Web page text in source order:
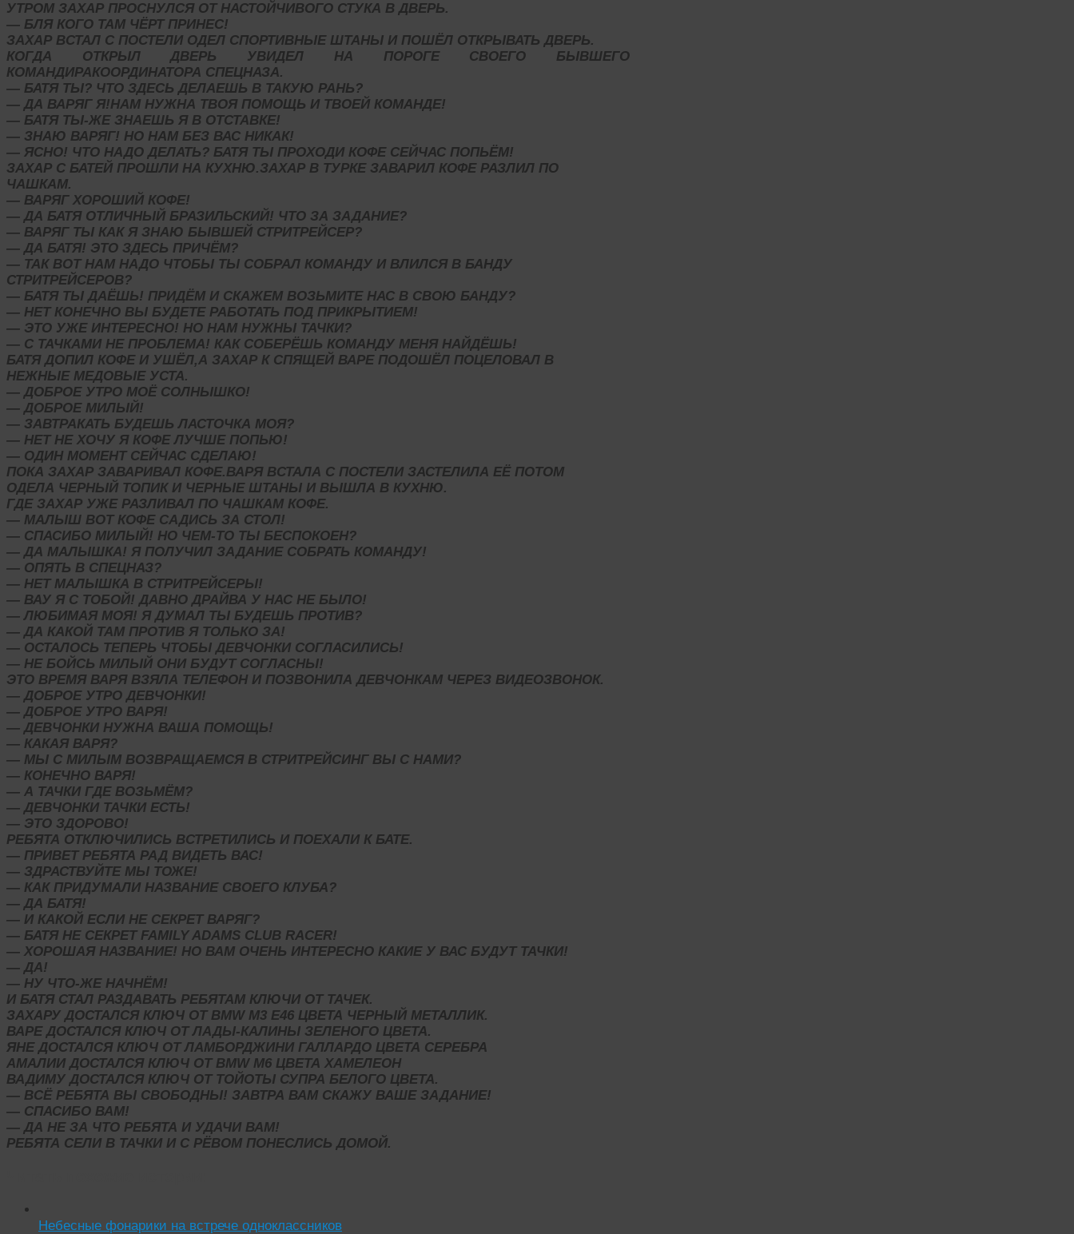
УТРОМ ЗАХАР ПРОСНУЛСЯ ОТ НАСТОЙЧИВОГО СТУКА В ДВЕРЬ.
— БЛЯ КОГО ТАМ ЧЁРТ ПРИНЕС!
ЗАХАР ВСТАЛ С ПОСТЕЛИ ОДЕЛ СПОРТИВНЫЕ ШТАНЫ И ПОШЁЛ ОТКРЫВАТЬ ДВЕРЬ.
КОГДА ОТКРЫЛ ДВЕРЬ УВИДЕЛ НА ПОРОГЕ СВОЕГО БЫВШЕГО
КОМАНДИРАКООРДИНАТОРА СПЕЦНАЗА.
— БАТЯ ТЫ? ЧТО ЗДЕСЬ ДЕЛАЕШЬ В ТАКУЮ РАНЬ?
— ДА ВАРЯГ Я!НАМ НУЖНА ТВОЯ ПОМОЩЬ И ТВОЕЙ КОМАНДЕ!
— БАТЯ ТЫ-ЖЕ ЗНАЕШЬ Я В ОТСТАВКЕ!
— ЗНАЮ ВАРЯГ! НО НАМ БЕЗ ВАС НИКАК!
— ЯСНО! ЧТО НАДО ДЕЛАТЬ? БАТЯ ТЫ ПРОХОДИ КОФЕ СЕЙЧАС ПОПЬЁМ!
ЗАХАР С БАТЕЙ ПРОШЛИ НА КУХНЮ.ЗАХАР В ТУРКЕ ЗАВАРИЛ КОФЕ РАЗЛИЛ ПО
ЧАШКАМ.
— ВАРЯГ ХОРОШИЙ КОФЕ!
— ДА БАТЯ ОТЛИЧНЫЙ БРАЗИЛЬСКИЙ! ЧТО ЗА ЗАДАНИЕ?
— ВАРЯГ ТЫ КАК Я ЗНАЮ БЫВШЕЙ СТРИТРЕЙСЕР?
— ДА БАТЯ! ЭТО ЗДЕСЬ ПРИЧЁМ?
— ТАК ВОТ НАМ НАДО ЧТОБЫ ТЫ СОБРАЛ КОМАНДУ И ВЛИЛСЯ В БАНДУ
СТРИТРЕЙСЕРОВ?
— БАТЯ ТЫ ДАЁШЬ! ПРИДЁМ И СКАЖЕМ ВОЗЬМИТЕ НАС В СВОЮ БАНДУ?
— НЕТ КОНЕЧНО ВЫ БУДЕТЕ РАБОТАТЬ ПОД ПРИКРЫТИЕМ!
— ЭТО УЖЕ ИНТЕРЕСНО! НО НАМ НУЖНЫ ТАЧКИ?
— С ТАЧКАМИ НЕ ПРОБЛЕМА! КАК СОБЕРЁШЬ КОМАНДУ МЕНЯ НАЙДЁШЬ!
БАТЯ ДОПИЛ КОФЕ И УШЁЛ,А ЗАХАР К СПЯЩЕЙ ВАРЕ ПОДОШЁЛ ПОЦЕЛОВАЛ В
НЕЖНЫЕ МЕДОВЫЕ УСТА.
— ДОБРОЕ УТРО МОЁ СОЛНЫШКО!
— ДОБРОЕ МИЛЫЙ!
— ЗАВТРАКАТЬ БУДЕШЬ ЛАСТОЧКА МОЯ?
— НЕТ НЕ ХОЧУ Я КОФЕ ЛУЧШЕ ПОПЬЮ!
— ОДИН МОМЕНТ СЕЙЧАС СДЕЛАЮ!
ПОКА ЗАХАР ЗАВАРИВАЛ КОФЕ.ВАРЯ ВСТАЛА С ПОСТЕЛИ ЗАСТЕЛИЛА ЕЁ ПОТОМ
ОДЕЛА ЧЕРНЫЙ ТОПИК И ЧЕРНЫЕ ШТАНЫ И ВЫШЛА В КУХНЮ.
ГДЕ ЗАХАР УЖЕ РАЗЛИВАЛ ПО ЧАШКАМ КОФЕ.
— МАЛЫШ ВОТ КОФЕ САДИСЬ ЗА СТОЛ!
— СПАСИБО МИЛЫЙ! НО ЧЕМ-ТО ТЫ БЕСПОКОЕН?
— ДА МАЛЫШКА! Я ПОЛУЧИЛ ЗАДАНИЕ СОБРАТЬ КОМАНДУ!
— ОПЯТЬ В СПЕЦНАЗ?
— НЕТ МАЛЫШКА В СТРИТРЕЙСЕРЫ!
— ВАУ Я С ТОБОЙ! ДАВНО ДРАЙВА У НАС НЕ БЫЛО!
— ЛЮБИМАЯ МОЯ! Я ДУМАЛ ТЫ БУДЕШЬ ПРОТИВ?
— ДА КАКОЙ ТАМ ПРОТИВ Я ТОЛЬКО ЗА!
— ОСТАЛОСЬ ТЕПЕРЬ ЧТОБЫ ДЕВЧОНКИ СОГЛАСИЛИСЬ!
— НЕ БОЙСЬ МИЛЫЙ ОНИ БУДУТ СОГЛАСНЫ!
ЭТО ВРЕМЯ ВАРЯ ВЗЯЛА ТЕЛЕФОН И ПОЗВОНИЛА ДЕВЧОНКАМ ЧЕРЕЗ ВИДЕОЗВОНОК.
— ДОБРОЕ УТРО ДЕВЧОНКИ!
— ДОБРОЕ УТРО ВАРЯ!
— ДЕВЧОНКИ НУЖНА ВАША ПОМОЩЬ!
— КАКАЯ ВАРЯ?
— МЫ С МИЛЫМ ВОЗВРАЩАЕМСЯ В СТРИТРЕЙСИНГ ВЫ С НАМИ?
— КОНЕЧНО ВАРЯ!
— А ТАЧКИ ГДЕ ВОЗЬМЁМ?
— ДЕВЧОНКИ ТАЧКИ ЕСТЬ!
— ЭТО ЗДОРОВО!
РЕБЯТА ОТКЛЮЧИЛИСЬ ВСТРЕТИЛИСЬ И ПОЕХАЛИ К БАТЕ.
— ПРИВЕТ РЕБЯТА РАД ВИДЕТЬ ВАС!
— ЗДРАСТВУЙТЕ МЫ ТОЖЕ!
— КАК ПРИДУМАЛИ НАЗВАНИЕ СВОЕГО КЛУБА?
— ДА БАТЯ!
— И КАКОЙ ЕСЛИ НЕ СЕКРЕТ ВАРЯГ?
— БАТЯ НЕ СЕКРЕТ FAMILY ADAMS CLUB RACER!
— ХОРОШАЯ НАЗВАНИЕ! НО ВАМ ОЧЕНЬ ИНТЕРЕСНО КАКИЕ У ВАС БУДУТ ТАЧКИ!
— ДА!
— НУ ЧТО-ЖЕ НАЧНЁМ!
И БАТЯ СТАЛ РАЗДАВАТЬ РЕБЯТАМ КЛЮЧИ ОТ ТАЧЕК.
ЗАХАРУ ДОСТАЛСЯ КЛЮЧ ОТ BMW M3 E46 ЦВЕТА ЧЕРНЫЙ МЕТАЛЛИК.
ВАРЕ ДОСТАЛСЯ КЛЮЧ ОТ ЛАДЫ-КАЛИНЫ ЗЕЛЕНОГО ЦВЕТА.
ЯНЕ ДОСТАЛСЯ КЛЮЧ ОТ ЛАМБОРДЖИНИ ГАЛЛАРДО ЦВЕТА СЕРЕБРА
АМАЛИИ ДОСТАЛСЯ КЛЮЧ ОТ BMW M6 ЦВЕТА ХАМЕЛЕОН
ВАДИМУ ДОСТАЛСЯ КЛЮЧ ОТ ТОЙОТЫ СУПРА БЕЛОГО ЦВЕТА.
— ВСЁ РЕБЯТА ВЫ СВОБОДНЫ! ЗАВТРА ВАМ СКАЖУ ВАШЕ ЗАДАНИЕ!
— СПАСИБО ВАМ!
— ДА НЕ ЗА ЧТО РЕБЯТА И УДАЧИ ВАМ!
РЕБЯТА СЕЛИ В ТАЧКИ И С РЁВОМ ПОНЕСЛИСЬ ДОМОЙ.
Небесные фонарики на встрече одноклассников